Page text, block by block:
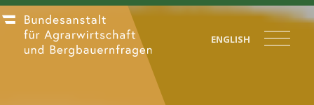
ENGLISH